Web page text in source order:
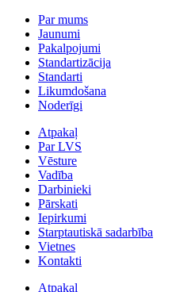
Par mums
Jaunumi
Pakalpojumi
Standartizācija
Standarti
Likumdošana
Noderīgi
Atpakaļ
Par LVS
Vēsture
Vadība
Darbinieki
Pārskati
Iepirkumi
Starptautiskā sadarbība
Vietnes
Kontakti
Atpakaļ